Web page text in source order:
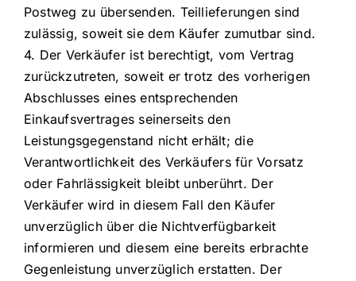
Postweg zu übersenden. Teillieferungen sind
zulässig, soweit sie dem Käufer zumutbar sind.
4. Der Verkäufer ist berechtigt, vom Vertrag
zurückzutreten, soweit er trotz des vorherigen
Abschlusses eines entsprechenden
Einkaufsvertrages seinerseits den
Leistungsgegenstand nicht erhält; die
Verantwortlichkeit des Verkäufers für Vorsatz
oder Fahrlässigkeit bleibt unberührt. Der
Verkäufer wird in diesem Fall den Käufer
unverzüglich über die Nichtverfügbarkeit
informieren und diesem eine bereits erbrachte
Gegenleistung unverzüglich erstatten. Der